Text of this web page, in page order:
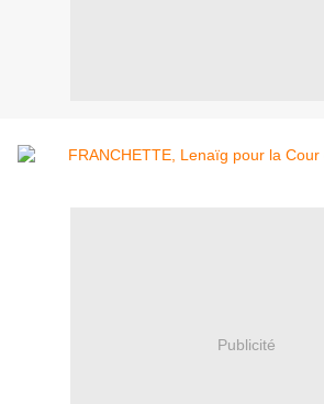
Publicité